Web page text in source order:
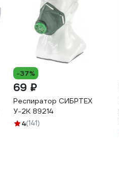
-37%
69 ₽
Респиратор СИБРТЕХ
У-2К 89214
4(141)